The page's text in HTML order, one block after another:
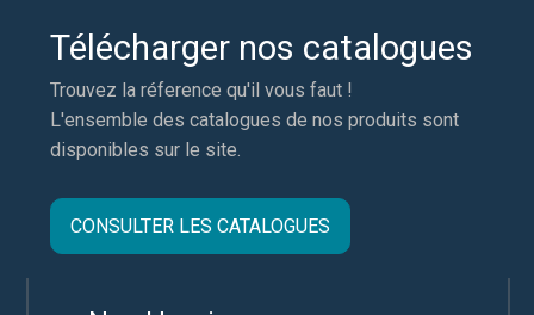
Télécharger nos catalogues
Trouvez la réference qu'il vous faut !
L'ensemble des catalogues de nos produits sont
disponibles sur le site.
CONSULTER LES CATALOGUES